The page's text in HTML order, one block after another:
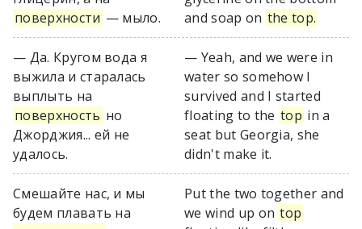
поверхности — мыло.
and soap on the top.
— Да. Кругом вода я
выжила и старалась
выплыть на
поверхность но
Джорджия... ей не
удалось.
— Yeah, and we were in
water so somehow I
survived and I started
floating to the top in a
seat but Georgia, she
didn't make it.
Смешайте нас, и мы
будем плавать на
Put the two together and
we wind up on top